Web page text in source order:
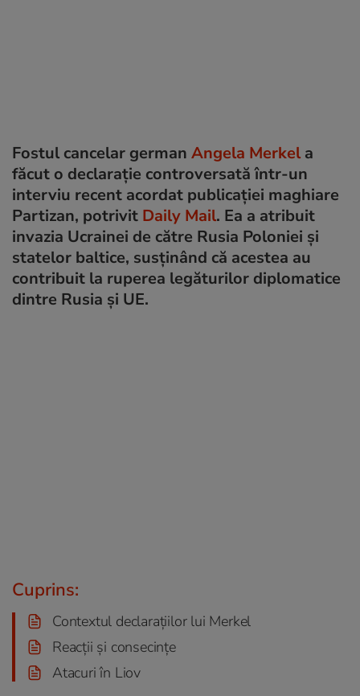
Fostul cancelar german Angela Merkel a
făcut o declarație controversată într-un
interviu recent acordat publicației maghiare
Partizan, potrivit Daily Mail. Ea a atribuit
invazia Ucrainei de către Rusia Poloniei și
statelor baltice, susținând că acestea au
contribuit la ruperea legăturilor diplomatice
dintre Rusia și UE.
Cuprins:
Contextul declarațiilor lui Merkel
Reacții și consecințe
Atacuri în Liov